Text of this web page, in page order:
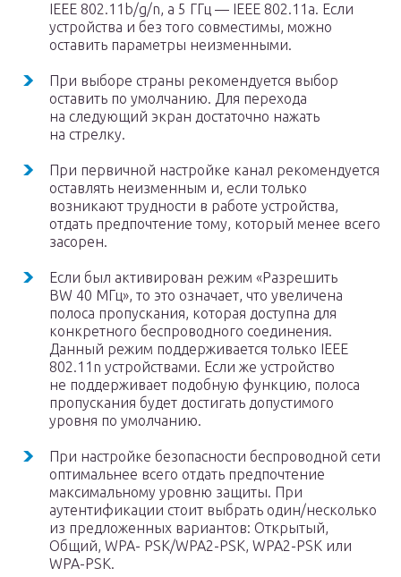
IEEE 802.11b/g/n, а 5 ГГц — IEEE 802.11a. Если
устройства и без того совместимы, можно
оставить параметры неизменными.
При выборе страны рекомендуется выбор
оставить по умолчанию. Для перехода
на следующий экран достаточно нажать
на стрелку.
При первичной настройке канал рекомендуется
оставлять неизменным и, если только
возникают трудности в работе устройства,
отдать предпочтение тому, который менее всего
засорен.
Если был активирован режим «Разрешить
BW 40 МГц», то это означает, что увеличена
полоса пропускания, которая доступна для
конкретного беспроводного соединения.
Данный режим поддерживается только IEEE
802.11n устройствами. Если же устройство
не поддерживает подобную функцию, полоса
пропускания будет достигать допустимого
уровня по умолчанию.
При настройке безопасности беспроводной сети
оптимальнее всего отдать предпочтение
максимальному уровню защиты. При
аутентификации стоит выбрать один/несколько
из предложенных вариантов: Открытый,
Общий, WPA- PSK/WPA2-PSK, WPA2-PSK или
WPA-PSK.